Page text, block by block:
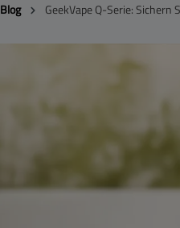
Blog GeekVape Q-Serie: